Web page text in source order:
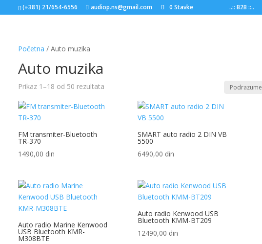
(+381) 21/654-6556 audiop.ns@gmail.com 0 Stavke ..:: B2B ::..
Početna / Auto muzika
Auto muzika
Prikaz 1–18 od 50 rezultata
FM transmiter-Bluetooth
TR-370
1490,00 din
SMART auto radio 2 DIN VB
5500
6490,00 din
Auto radio Marine Kenwood
USB Bluetooth KMR-
M308BTE
Auto radio Kenwood USB
Bluetooth KMM-BT209
12490,00 din